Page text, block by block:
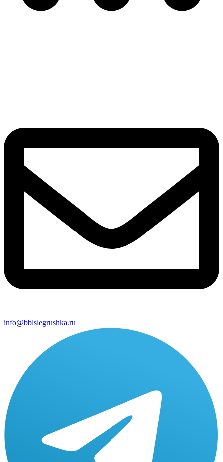
info@bblslegrushka.ru